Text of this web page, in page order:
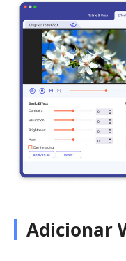
Adicionar